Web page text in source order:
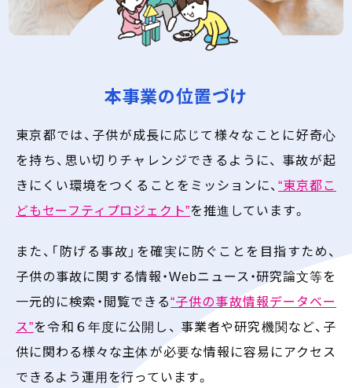
本事業の位置づけ
東京都では、子供が成長に応じて様々なことに好奇心
を持ち、思い切りチャレンジできるように、
事故が起
きにくい環境をつくることをミッションに、 “東京都こ
どもセーフティプロジェクト”を推進しています。
また、「防げる事故」を確実に防ぐことを目指すため、
子供の事故に関する情報・Webニュース・研究論文等を
一元的に検索・閲覧できる“子供の事故情報データベー
ス”を令和６年度に公開し、
事業者や研究機関など、子
供に関わる様々な主体が必要な情報に容易にアクセス
できるよう運用を行っています。